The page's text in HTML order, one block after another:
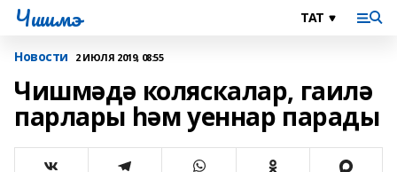
Чишмэ
Новости 2 ИЮЛЯ 2019, 08:55
Чишмәдә коляскалар, гаилә
парлары һәм уеннар парады